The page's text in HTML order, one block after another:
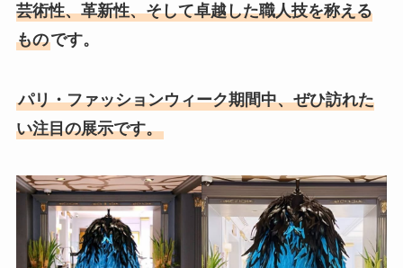
芸術性、革新性、そして卓越した職人技を称える
ものです。
パリ・ファッションウィーク期間中、ぜひ訪れた
い注目の展示です。